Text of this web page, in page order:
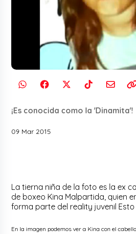
¡Es conocida como la 'Dinamita'!
09 Mar 2015
La tierna niña de la foto es la ex
de boxeo Kina Malpartida, quien
forma parte del reality juvenil Esto
En la imagen podemos ver a Kina con el